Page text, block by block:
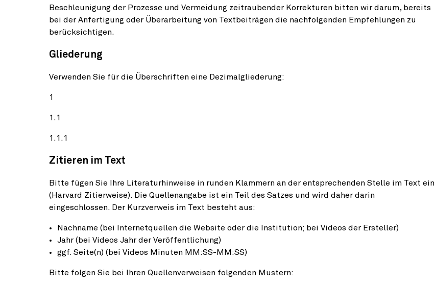
Beschleunigung der Prozesse und Vermeidung zeitraubender Korrek­turen bitten wir darum, bereits
bei der Anfertigung oder Überarbeitung von Textbeiträgen die nach­folgenden Empfeh­lungen zu
berücksichtigen.
Gliederung
Verwenden Sie für die Überschriften eine Dezimalgliederung:
1
1.1
1.1.1
Zitieren im Text
Bitte fügen Sie Ihre Literaturhinweise in runden Klammern an der entsprechenden Stelle im Text ein
(Harvard Zitierweise). Die Quellenangabe ist ein Teil des Satzes und wird daher darin
eingeschlossen. Der Kurzverweis im Text besteht aus:
Nachname (bei Internetquellen die Website oder die Institution; bei Videos der Ersteller)
Jahr (bei Videos Jahr der Veröffentlichung)
ggf. Seite(n) (bei Videos Minuten MM:SS-MM:SS)
Bitte folgen Sie bei Ihren Quellenverweisen folgenden Mustern: